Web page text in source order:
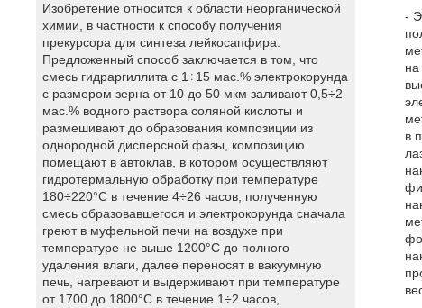
-
в
Изобретение относится к области неорганической
химии, в частности к способу получения
прекурсора для синтеза лейкосапфира.
Предложенный способ заключается в том, что
смесь гидраргиллита с 1÷15 мас.% электрокорунда
с размером зерна от 10 до 50 мкм заливают 0,5÷2
мас.% водного раствора соляной кислоты и
размешивают до образования композиции из
однородной дисперсной фазы, композицию
помещают в автоклав, в котором осуществляют
гидротермальную обработку при температуре
180÷220°С в течение 4÷26 часов, полученную
смесь образовавшегося и электрокорунда сначала
греют в муфельной печи на воздухе при
температуре не выше 1200°С до полного
удаления влаги, далее переносят в вакуумную
печь, нагревают и выдерживают при температуре
от 1700 до 1800°С в течение 1÷2 часов,